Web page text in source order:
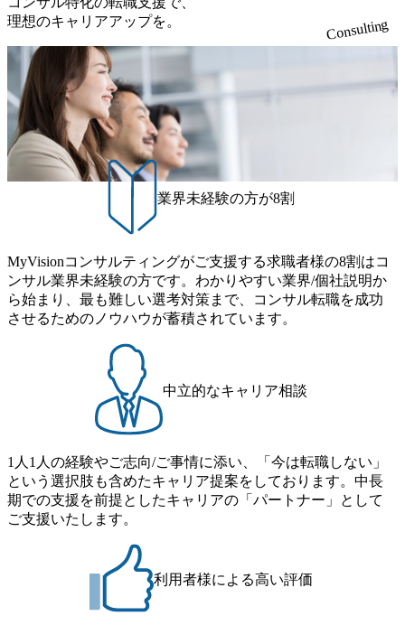
ーマや事例にキャッチアップし、バイタリティーを持って
向を把握し、クライアントや自社への提案などに積極的に
関わることができる方 ・スケジューリング(優先順位付け含
む)など、ビジネスベーシックスキルが習得できている方
り、クライアントとのリレーションを発展・拡大させるこ
とをミッションとする。自社へ提言の質を常に高く担保す
る責任を担う。 ● 裁量権 弊社は2019年11月に設立され、成
長期といわれるフェーズにあります。 事業・組織を拡大し
ていく時期のため、メンバーや組織がスケールしていく過
程を体感できます。 また、希望者はパートナー以外でも大
手役員の方へのセールスにも参加できる環境です。 自ら案
件を取り、プロジェクト体制を作っていくことも可能で
す。 ● 事業会社機能にも携われる 弊社にはコンサルティン
グ事業以外にもSaaSプロダクト・メディア・地方創生事業
があるため、上記事業に携わることも可能です。コンサル
タントとしての経験を活かしながら自らプロダクト開発や
自社の業務改善ができます。(希望者のみとなります) ● BIG
4・アクセンチュアをはじめとした大手外資系コンサルファ
ーム出身者が多く集まっています ● 平均年齢は35歳で、幅
広い年齢の方が活躍しています ● インダストリー・ソリュ
ーションで区切られていない組織です(ワンプール制) ● 海外
事業拠点をシンガポールに設立し、グローバル案件に対応
するコンサルティング体制を構築しています 東京都中央区
八重洲2-2-1 東京ミッドタウン八重洲 八重洲セントラルタワ
ー8階 受動喫煙対策 : 執務室内禁煙、ビル内喫煙室あり WE
B 書類選考通過後に、GAB試験に合格している方 ● テクノ
ロジーコンサルタント ・4年生大学卒業に限る ・大手総合
サルティング経験5年以上 ● 戦略コンサルタント ・4年生大
学卒業に限る ・以下のいずれかの実務経験を有する方
- MBB及び戦略ファームでのコンサルティング経験2年以
上 - BIG4のStrategy部門におけるコンサルティング経験2
プし、バイタリティーを持ってチャレンジできる方 ・自ら
コンサル業界やクライアント動向を把握し、クライアント
や自社への提案などに積極的に関わることができる方 ・ス
を上回る規模感)、営業利益率も約15％と驚異的な数字とな
っている、売上・従業員数共にこの8年間で4倍近くの成長
を遂げていることから、今後も高い成長が見込まれる 多く
の技術者を抱えており、アビームコンサルティングに続い
て日本国内2番目にSAP認定コンサルタント制度の有資格者
数が多く、特にIT領域に強みを持つ グローバルのポジショ
ンに自由に応募できる社内の転職ツール「キャリアズ・マ
ーケットプレイス」が存在し、本ツールを活用で上司の引
き留めを受けずに移動が可能である（異動者は年間約1,000
名） 残業時間や有休取得率など約10項目を数値化すること
で、実行前後で離職率を半減させることに成功した 18時以
降の会議を原則禁止としているほか、在宅勤務制度の全社
展開、ハラスメント抑止に向けた研修の拡充、社外窓口設
置など徹底的な仕組み化を推進する 育休取得率は男性6
5%、女性100%と全国平均を上回る実績を持ち、女性の管理
職率も21.8%（2023年12月時点）とフレキシブルな働き方を
提供 2026年8月22日(土) 9:00～19:30頃 ※選考会参加人数に
より変動 2026年8月7日(金) 16:00 参加予定DTE ① MRS-IMS
(旧ITXO-IMS) ② TS&T(旧TS&A) ③ CyberSecurity ④ IES ⑤ I
TS-Fukuoka ⑥ AMS-PRD ⑦ AMS-H&PS オンライン (Teams)
開し、高い安定性を持つ企業へと成長している 10年後に1兆
円を目指す日本にもなかなかないメガベンチャー。創業か
ら黒字経営。年間130%成長 https://storage.googleapis.com/our-
vision-production.appspot.com/public/images/20251030164405_5c
527843-d227-4df8-b86c-5587f843fdf6_1200x471.webp https://stor
age.googleapis.com/our-vision-production.appspot.com/public/imag
es/20251030164946_dc0888f6-0539-4887-84d7-34c8d8544226_1
200x666.webp 年間100億円規模の投資の元、10以上もの新規
事業を立ち上げているため様々な業界を経験することが可
能 社内転職が活発であり、多様なスキルを1社で身に着ける
ことが可能 事業開発・運用を内包かする「オールインハウ
ス」型の組織体。社内スカウトや社内公募制度を用いて主
体的かつ柔軟なキャリア形成が可能。 https://storage.googleap
165942_70f09968-1b27-43e6-b849-1cd107c4f488_1200x698.web
p ## 働き方／WLB／待遇 内装8億円超のかっこいいオフィ
スがあり、 働き甲斐のあるランキング、新卒注目ランキン
グ受賞歴多数 あえての未上場であり株主からの圧力がない
的な成長を若手に任せられる環境 対面でのコミュニケーシ
ョンメリットを重視するため出社勤務。1日の労働時間平均
9.2時間、有休消化率81%(2024年度の年間データ、エンジニ
ア組織） 2026年8月22日(土) 10:00～最長16:00 2026年8月10
日(月) 16:00 ※応募者が定員を上回る場合は、厳正なる審査
の上参加者を決定させていただきます。ご了承ください。
● 当日の流れ 受付 → 会社説明会 → 面接(会社説明会終了
後、随時ご案内) ※全てリモートにて実施します。 ※参加
される方に個別に当日の面接案内をお送りいたします。 ※
通常の選考フローと異なり、事前に適性検査をご受検いた
だきます。 ● 詳細 デジタルイノベーション事業部でのポジ
ションサーチになります。 ご経験やスキル、そして適性や
志向性に合わせて、以下のいずれかの役割でご活躍いただ
きます。 ※本求人はレバテック株式会社の雇用となりま
理想のキャリアアップを。
Consulting
業界未経験の方が8割
MyVisionコンサルティングがご支援する求職者様の8割はコ
ンサル業界未経験の方です。わかりやすい業界/個社説明か
ら始まり、最も難しい選考対策まで、コンサル転職を成功
させるためのノウハウが蓄積されています。
中立的なキャリア相談
1人1人の経験やご志向/ご事情に添い、「今は転職しない」
という選択肢も含めたキャリア提案をしております。中長
期での支援を前提としたキャリアの「パートナー」として
ご支援いたします。
利用者様による高い評価